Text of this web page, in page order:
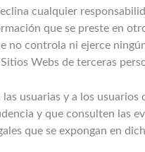
cualquier
que se preste en
no controla ni ejerce
Webs de terceras
las usuarias y a los usuarios
y que consulten las
que se expongan en